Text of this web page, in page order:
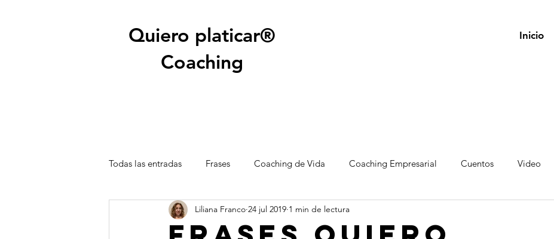
Quiero platicar®
Coaching
Inicio
Todas las entradas Frases Coaching de Vida Coaching Empresarial Cuentos Video
Liliana Franco 24 jul 2019 1 min de lectura